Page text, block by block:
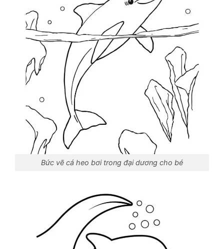
Bức vẽ cá heo bơi trong đại dương cho bé